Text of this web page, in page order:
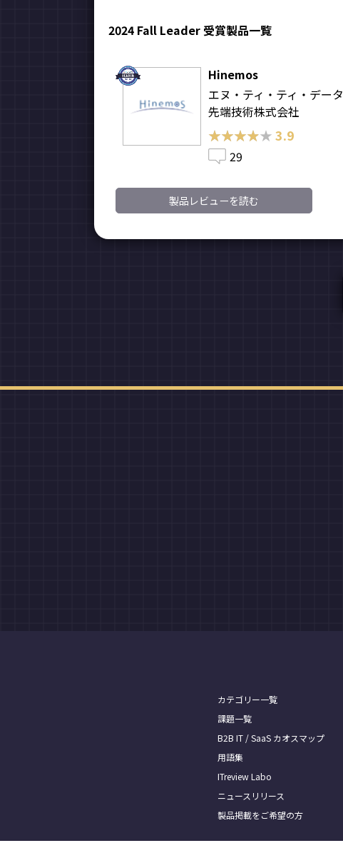
2024 Fall Leader 受賞製品一覧
Hinemos
エヌ・ティ・ティ・データ
先端技術株式会社
★★★★★
★★★★★3.9
29
製品レビューを読む
カテゴリー一覧
課題一覧
B2B IT / SaaS カオスマップ
用語集
ITreview Labo
ニュースリリース
製品掲載をご希望の方